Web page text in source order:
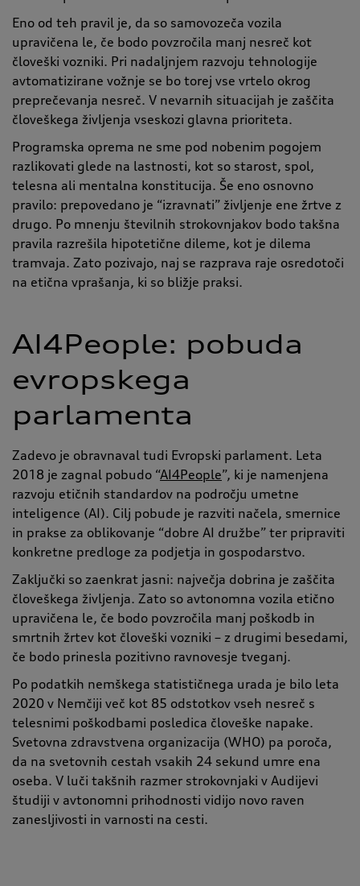
Eno od teh pravil je, da so samovozeča vozila
upravičena le, če bodo povzročila manj nesreč kot
človeški vozniki. Pri nadaljnjem razvoju tehnologije
avtomatizirane vožnje se bo torej vse vrtelo okrog
preprečevanja nesreč. V nevarnih situacijah je zaščita
človeškega življenja vseskozi glavna prioriteta.
Programska oprema ne sme pod nobenim pogojem
razlikovati glede na lastnosti, kot so starost, spol,
telesna ali mentalna konstitucija. Še eno osnovno
pravilo: prepovedano je “izravnati” življenje ene žrtve z
drugo. Po mnenju številnih strokovnjakov bodo takšna
pravila razrešila hipotetične dileme, kot je dilema
tramvaja. Zato pozivajo, naj se razprava raje osredotoči
na etična vprašanja, ki so bližje praksi.
AI4People: pobuda
evropskega
parlamenta
Zadevo je obravnaval tudi Evropski parlament. Leta
2018 je zagnal pobudo “AI4People”, ki je namenjena
razvoju etičnih standardov na področju umetne
inteligence (AI). Cilj pobude je razviti načela, smernice
in prakse za oblikovanje “dobre AI družbe” ter pripraviti
konkretne predloge za podjetja in gospodarstvo.
Zaključki so zaenkrat jasni: največja dobrina je zaščita
človeškega življenja. Zato so avtonomna vozila etično
upravičena le, če bodo povzročila manj poškodb in
smrtnih žrtev kot človeški vozniki – z drugimi besedami,
če bodo prinesla pozitivno ravnovesje tveganj.
Po podatkih nemškega statističnega urada je bilo leta
2020 v Nemčiji več kot 85 odstotkov vseh nesreč s
telesnimi poškodbami posledica človeške napake.
Svetovna zdravstvena organizacija (WHO) pa poroča,
da na svetovnih cestah vsakih 24 sekund umre ena
oseba. V luči takšnih razmer strokovnjaki v Audijevi
študiji v avtonomni prihodnosti vidijo novo raven
zanesljivosti in varnosti na cesti.